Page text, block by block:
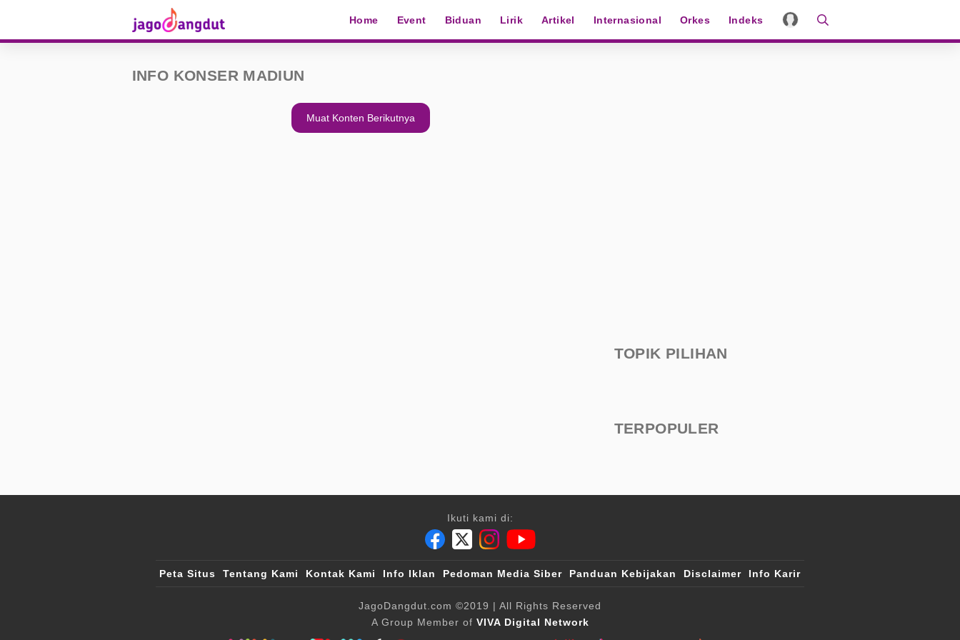
Home Event Biduan Lirik Artikel Internasional Orkes Indeks
INFO KONSER MADIUN
Muat Konten Berikutnya
TOPIK PILIHAN
TERPOPULER
Ikuti kami di:
Peta Situs Tentang Kami Kontak Kami Info Iklan Pedoman Media Siber Panduan Kebijakan Disclaimer Info Karir
JagoDangdut.com ©2019 | All Rights Reserved
A Group Member of VIVA Digital Network